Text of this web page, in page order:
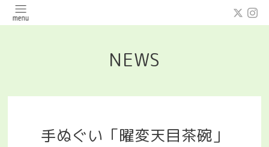
NEWS
手ぬぐい「曜変天目茶碗」